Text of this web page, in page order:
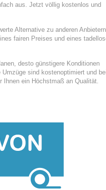
aus. Jetzt völlig kostenlos und
Alternative zu anderen
fairen Preises und eines
desto günstigere Konditionen
Umzüge sind kostenoptimiert und
Ihnen ein Höchstmaß an Qualität.